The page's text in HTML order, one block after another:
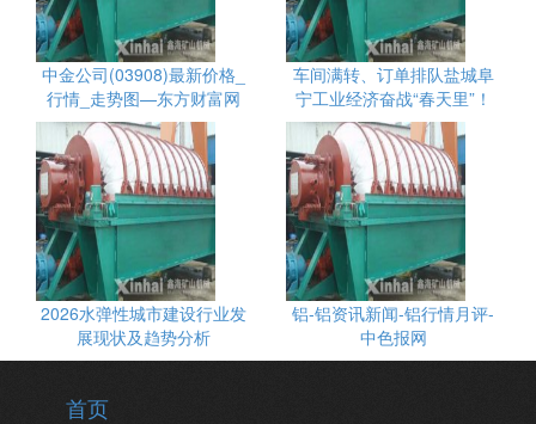
中金公司(03908)最新价格_
行情_走势图—东方财富网
车间满转、订单排队盐城阜
宁工业经济奋战“春天里”！
2026水弹性城市建设行业发
展现状及趋势分析
铝-铝资讯新闻-铝行情月评-
中色报网
首页